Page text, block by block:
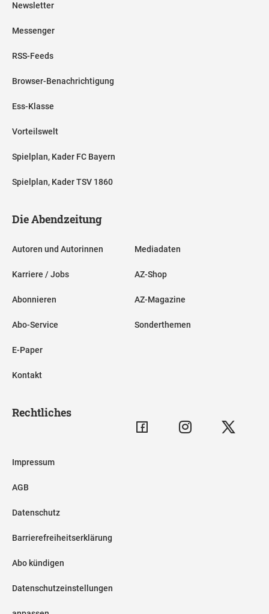
Newsletter
Messenger
RSS-Feeds
Browser-Benachrichtigung
Ess-Klasse
Vorteilswelt
Spielplan, Kader FC Bayern
Spielplan, Kader TSV 1860
Die Abendzeitung
Autoren und Autorinnen
Karriere / Jobs
Abonnieren
Abo-Service
E-Paper
Kontakt
Mediadaten
AZ-Shop
AZ-Magazine
Sonderthemen
Rechtliches
Impressum
AGB
Datenschutz
Barrierefreiheitserklärung
Abo kündigen
Datenschutzeinstellungen